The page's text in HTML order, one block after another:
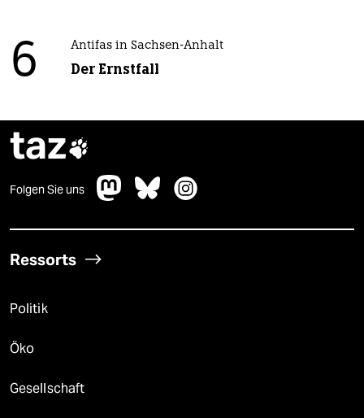
6 Antifas in Sachsen-Anhalt
Der Ernstfall
taz
Folgen Sie uns
Ressorts
Politik
Öko
Gesellschaft